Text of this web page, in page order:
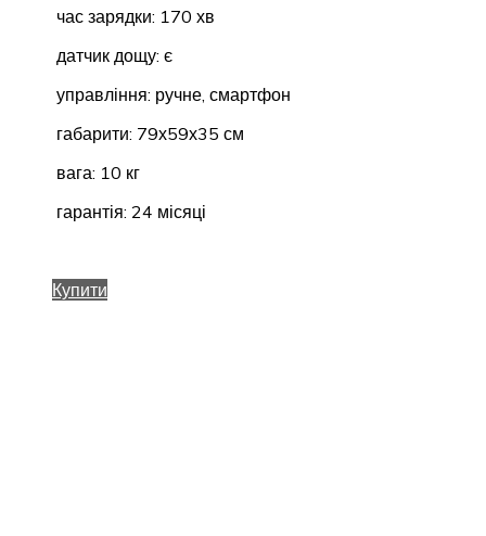
час зарядки: 170 хв
датчик дощу: є
управління: ручне, смартфон
габарити: 79х59х35 см
вага: 10 кг
гарантія: 24 місяці
Купити